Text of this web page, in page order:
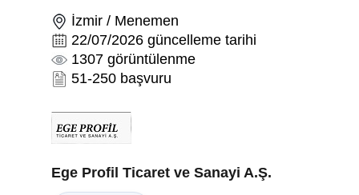
İzmir / Menemen
22/07/2026 güncelleme tarihi
1307 görüntülenme
51-250 başvuru
Ege Profil Ticaret ve Sanayi A.Ş.